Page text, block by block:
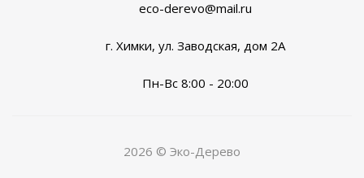
eco-derevo@mail.ru
г. Химки, ул. Заводская, дом 2А
Пн-Вс 8:00 - 20:00
2026 © Эко-Дерево